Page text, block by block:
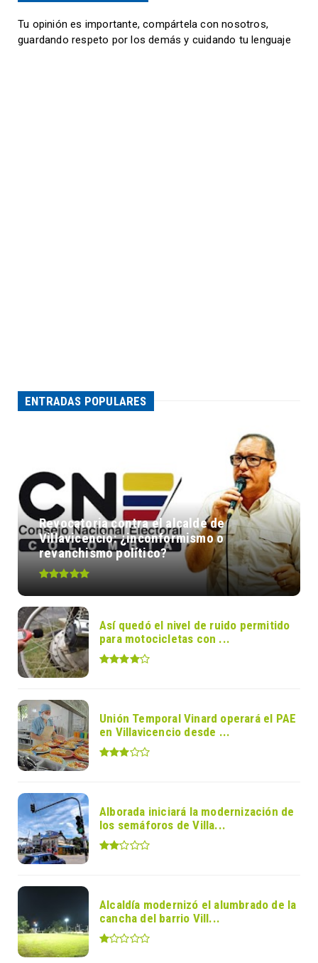
Tu opinión es importante, compártela con nosotros,
guardando respeto por los demás y cuidando tu lenguaje
ENTRADAS POPULARES
Revocatoria contra el alcalde de
Villavicencio: ¿inconformismo o
revanchismo político?
Así quedó el nivel de ruido permitido
para motocicletas con ...
Unión Temporal Vinard operará el PAE
en Villavicencio desde ...
Alborada iniciará la modernización de
los semáforos de Villa...
Alcaldía modernizó el alumbrado de la
cancha del barrio Vill...